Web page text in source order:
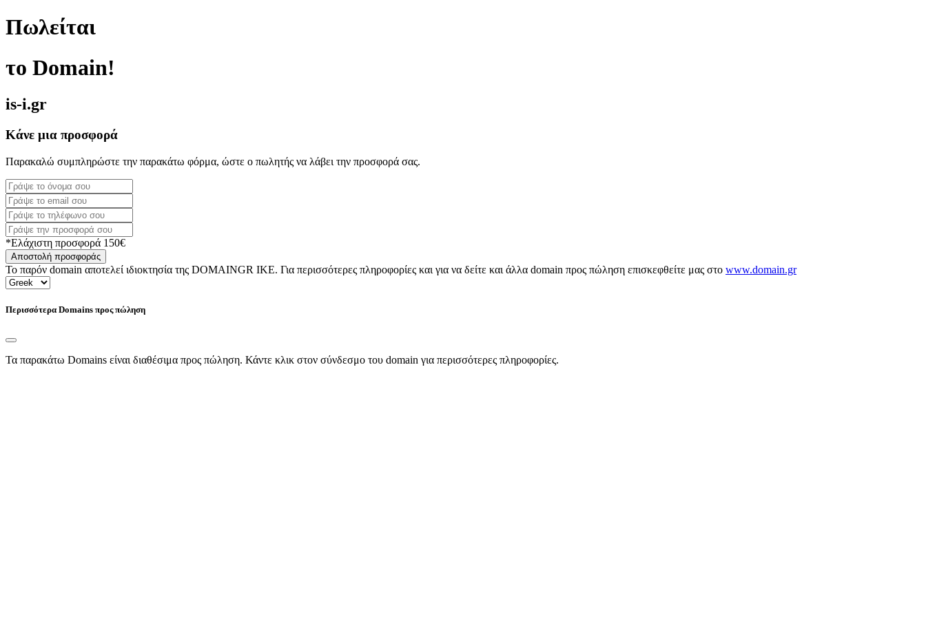
Πωλείται
το Domain!
is-i.gr
Κάνε μια προσφορά
Παρακαλώ συμπληρώστε την παρακάτω φόρμα, ώστε ο πωλητής να λάβει την προσφορά σας.
*Ελάχιστη προσφορά 150€
Αποστολή προσφοράς
Το παρόν domain αποτελεί ιδιοκτησία της DOMAINGR ΙΚΕ. Για περισσότερες πληροφορίες και για να δείτε και άλλα domain προς πώληση επισκεφθείτε μας στο www.domain.gr
Περισσότερα Domains προς πώληση
Τα παρακάτω Domains είναι διαθέσιμα προς πώληση. Κάντε κλικ στον σύνδεσμο του domain για περισσότερες πληροφορίες.